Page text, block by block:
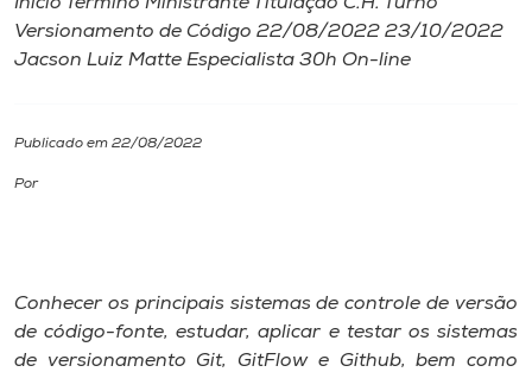
Internacionalização
CPA
Versionamento de Código 22/08/2022 23/10/2022
Jacson Luiz Matte Especialista 30h On-line
Publicado em 22/08/2022
Por
Conhecer os principais sistemas de controle de versão
de código-fonte, estudar, aplicar e testar os sistemas
de versionamento Git, GitFlow e Github, bem como